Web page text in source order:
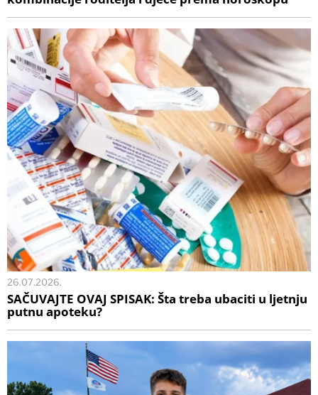
26.07.2026.
SAČUVAJTE OVAJ SPISAK: Šta treba ubaciti u ljetnju
putnu apoteku?